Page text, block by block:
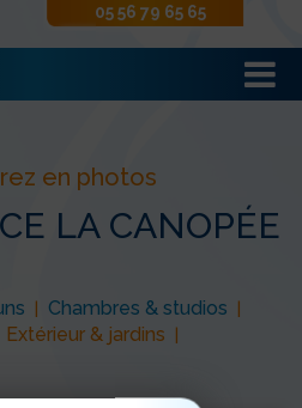
05 56 79 65 65
en photos
LA CANOPÉE
| Chambres & studios |
Extérieur & jardins |